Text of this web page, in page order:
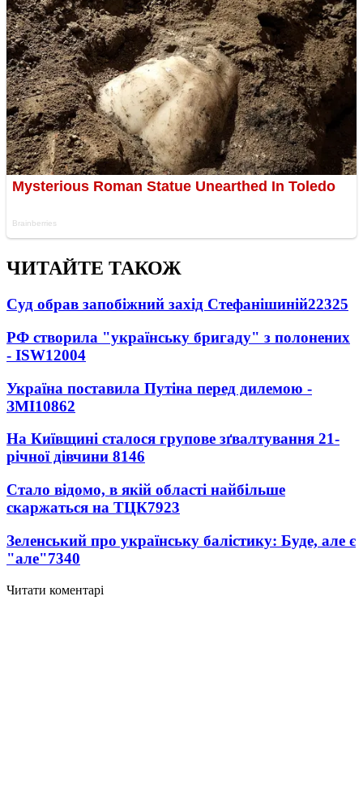
ЧИТАЙТЕ ТАКОЖ
Суд обрав запобіжний захід Стефанішиній22325
РФ створила "українську бригаду" з полонених
- ISW12004
Україна поставила Путіна перед дилемою -
ЗМІ10862
На Київщині сталося групове зґвалтування 21-
річної дівчини 8146
Стало відомо, в якій області найбільше
скаржаться на ТЦК7923
Зеленський про українську балістику: Буде, але є
"але"7340
Читати коментарі